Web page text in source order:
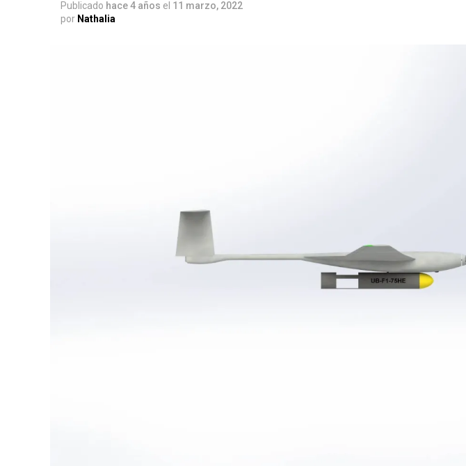
Publicado hace 4 años el 11 marzo, 2022
por Nathalia